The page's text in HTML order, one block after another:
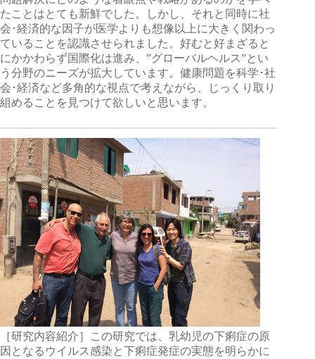
たことはとても新鮮でした。しかし、それと同時に社
会･経済的な因子が医学よりも想像以上に大きく関わっ
ていることを認識させられました。好むと好まざると
にかかわらず国際化は進み、”グローバルヘルス”とい
う分野のニーズが拡大しています。健康問題を科学･社
会･経済など多角的な視点で考えながら、じっくり取り
組めることを見つけて欲しいと思います。
［研究内容紹介］この研究では、乳幼児の下痢症の原
因となるウイルス感染と下痢症発症の実態を明らかに